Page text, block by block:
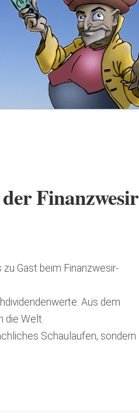
Finanzwesir
Gast beim Finanzwesir-
Aus dem
die Welt
Schaulaufen, sondern